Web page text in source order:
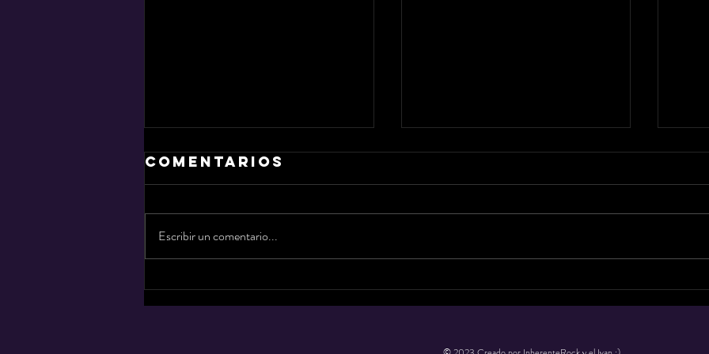
Ca7riel y paco
amoroso
Matilda
conquista
una
Comentarios
Escribir un comentario...